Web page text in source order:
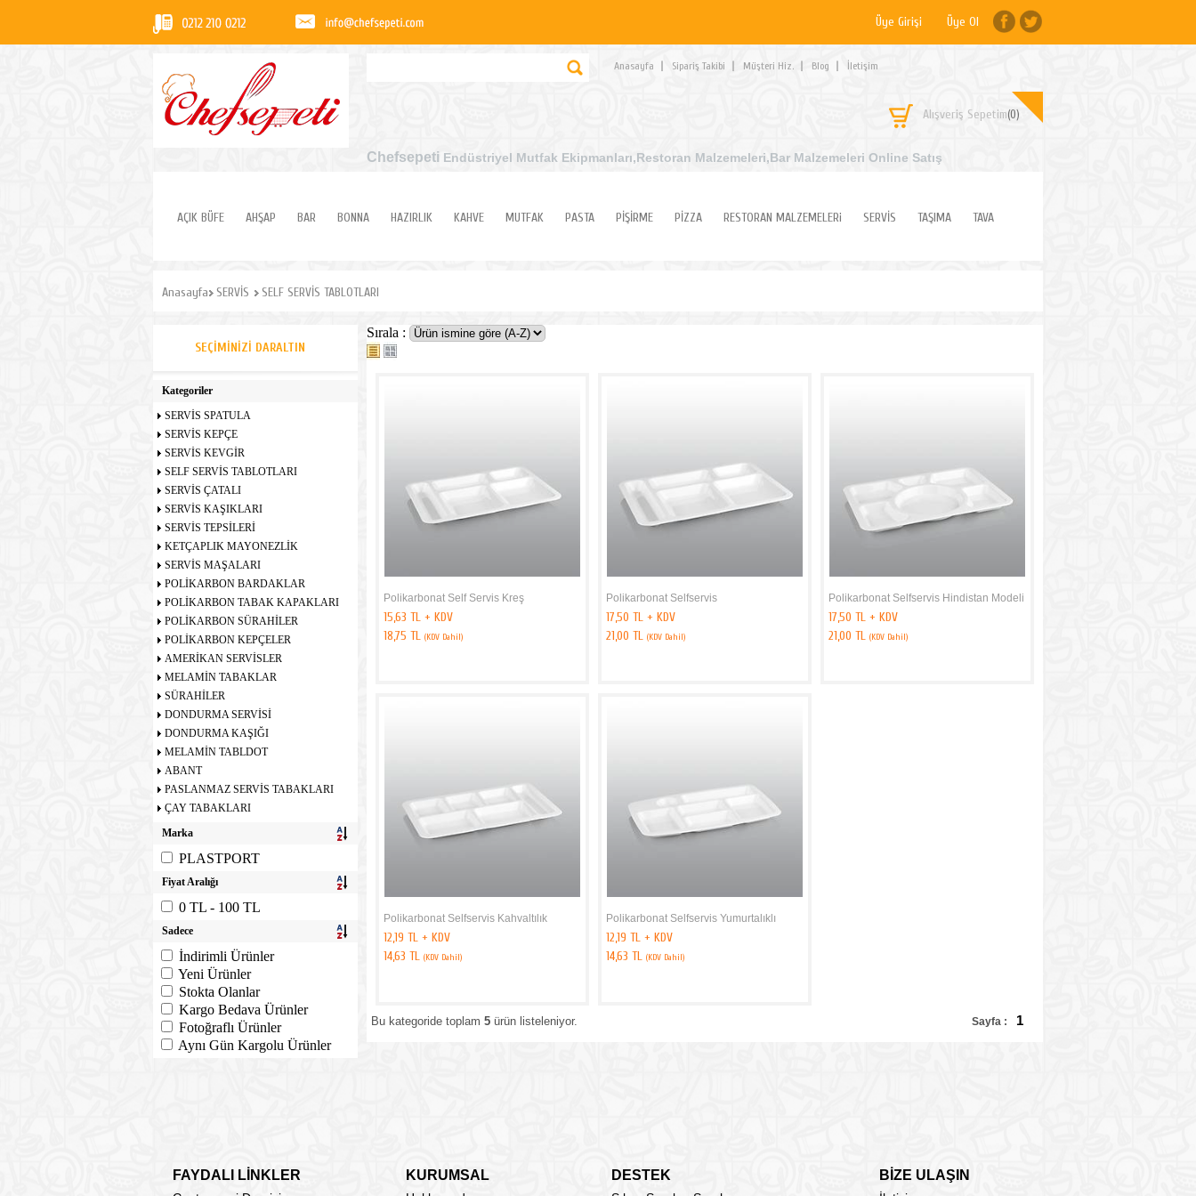
Üye Girişi Üye Ol
Anasayfa Sipariş Takibi Müşteri Hiz. Blog İletişim
Alışveriş Sepetim(0)
Chefsepeti Endüstriyel Mutfak Ekipmanları,Restoran Malzemeleri,Bar Malzemeleri Online Satış
AÇIK BÜFE AHŞAP BAR BONNA HAZIRLIK KAHVE MUTFAK PASTA PİŞİRME PİZZA RESTORAN MALZEMELERi SERVİS TAŞIMA TAVA
Anasayfa SERVİS SELF SERVİS TABLOTLARI
SEÇIMINIZI DARALTIN
Kategoriler
SERVİS SPATULA
SERVİS KEPÇE
SERVİS KEVGİR
SELF SERVİS TABLOTLARI
SERVİS ÇATALI
SERVİS KAŞIKLARI
SERVİS TEPSİLERİ
KETÇAPLIK MAYONEZLİK
SERVİS MAŞALARI
POLİKARBON BARDAKLAR
POLİKARBON TABAK KAPAKLARI
POLİKARBON SÜRAHİLER
POLİKARBON KEPÇELER
AMERİKAN SERVİSLER
MELAMİN TABAKLAR
SÜRAHİLER
DONDURMA SERVİSİ
DONDURMA KAŞIĞI
MELAMİN TABLDOT
ABANT
PASLANMAZ SERVİS TABAKLARI
ÇAY TABAKLARI
Marka
PLASTPORT
Fiyat Aralığı
0 TL - 100 TL
Sadece
İndirimli Ürünler
Yeni Ürünler
Stokta Olanlar
Kargo Bedava Ürünler
Fotoğraflı Ürünler
Aynı Gün Kargolu Ürünler
Sırala :
Polikarbonat Self Servis Kreş
15,63 TL + KDV
18,75 TL (KDV Dahil)
Polikarbonat Selfservis
17,50 TL + KDV
21,00 TL (KDV Dahil)
Polikarbonat Selfservis Hindistan Modeli
17,50 TL + KDV
21,00 TL (KDV Dahil)
Polikarbonat Selfservis Kahvaltılık
12,19 TL + KDV
14,63 TL (KDV Dahil)
Polikarbonat Selfservis Yumurtalıklı
12,19 TL + KDV
14,63 TL (KDV Dahil)
Bu kategoride toplam 5 ürün listeleniyor. Sayfa : 1
FAYDALI LİNKLER KURUMSAL DESTEK BİZE ULAŞIN